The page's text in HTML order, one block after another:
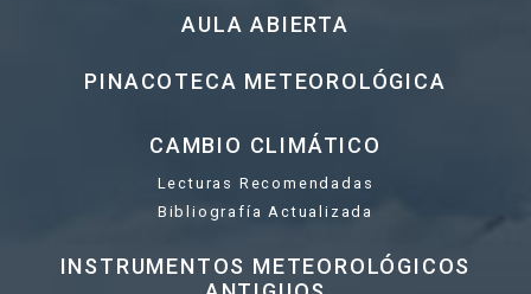
AULA ABIERTA
PINACOTECA METEOROLÓGICA
CAMBIO CLIMÁTICO
Lecturas Recomendadas
Bibliografía Actualizada
INSTRUMENTOS METEOROLÓGICOS